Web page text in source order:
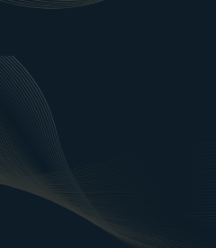
Доступ к уникальным материалам